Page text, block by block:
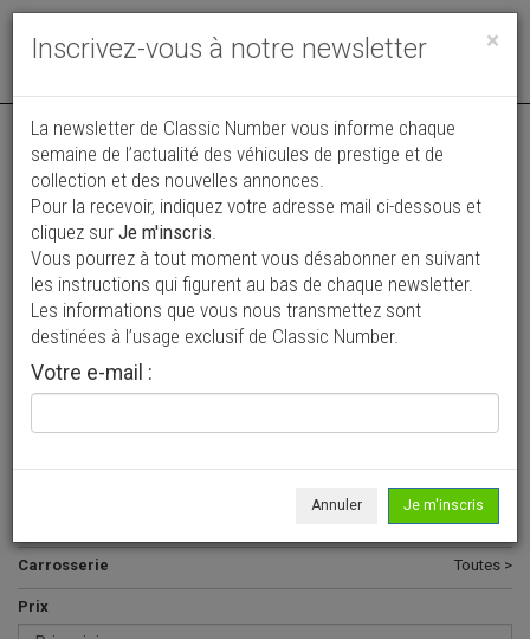
Toggle
Vos annonces vues par
plus de 4 millions de collectionneurs
Ajouter une annonce
> Rechercher un véhicule
605 >
Carrosserie Toutes >
Prix
×
Inscrivez-vous à notre newsletter
La newsletter de Classic Number vous informe chaque
semaine de l’actualité des véhicules de prestige et de
collection et des nouvelles annonces.
Pour la recevoir, indiquez votre adresse mail ci-dessous et
cliquez sur Je m'inscris.
Vous pourrez à tout moment vous désabonner en suivant
les instructions qui figurent au bas de chaque newsletter.
Les informations que vous nous transmettez sont
destinées à l’usage exclusif de Classic Number.
Votre e-mail :
Annuler Je m'inscris